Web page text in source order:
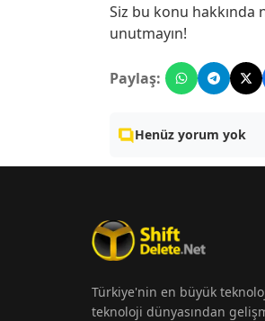
Siz bu konu hakkında
unutmayın!
Paylaş:
Henüz yorum yok
Türkiye'nin en büyük
teknoloji dünyasından